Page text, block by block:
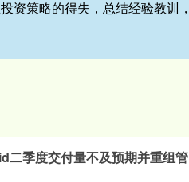
资策略的得失，总结经验教训，
季度交付量不及预期并重组管